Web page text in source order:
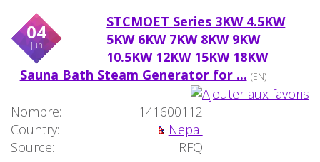
04
jun
STCMOET Series 3KW 4.5KW
5KW 6KW 7KW 8KW 9KW
10.5KW 12KW 15KW 18KW
Sauna Bath Steam Generator for ... (EN)
Nombre:
141600112
Country:
Nepal
Source:
RFQ